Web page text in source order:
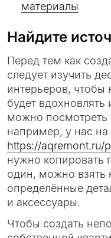
материалы
Найдите
Перед тем как
следует изучить
интерьеров, чтобы
будет вдохновлять
можно посмотреть
например, у нас на
https://aqremont.ru/
нужно копировать
один, можно взять
определённые
и аксессуары.
Чтобы создать